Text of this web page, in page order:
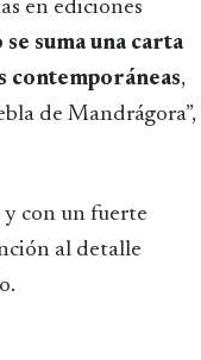
en ediciones
suma una carta
contemporáneas,
de Mandrágora”,
con un fuerte
al detalle